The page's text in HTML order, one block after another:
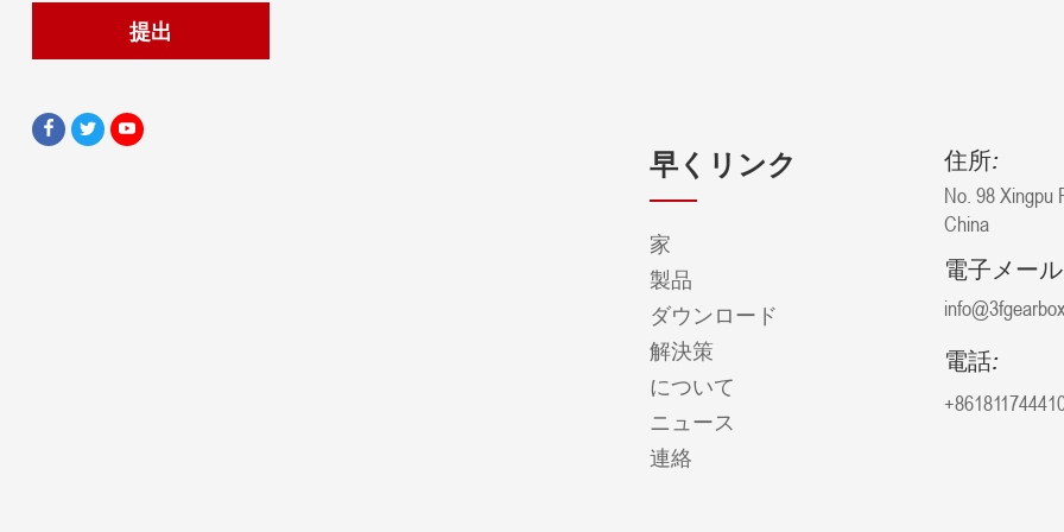
早くリンク
家
製品
ダウンロード
解決策
について
ニュース
連絡
住所:
No. 98 Xingpu
China
電子メー
電話: